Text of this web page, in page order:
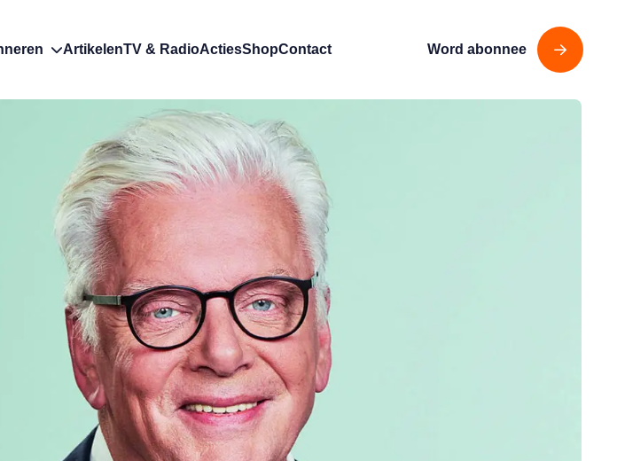
ArtikelenTV & RadioActiesShopContact Word abonnee